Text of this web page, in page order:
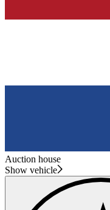
Auction house
Show vehicle